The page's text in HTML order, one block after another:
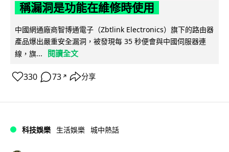
稱漏洞是功能在維修時使用
中國網通廠商智博通電子（Zbtlink Electronics）旗下的路由器
產品爆出嚴重安全漏洞，被發現每 35 秒便會與中國伺服器連
線，旗...
閱讀全文
330 73 ↗ 分享
科技娛樂 生活娛樂 城中熱話